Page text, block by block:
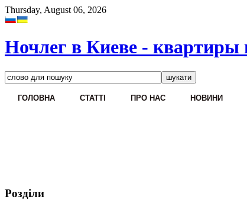
Thursday, August 06, 2026
Ночлег в Киеве - квартиры
ГОЛОВНА CТАТТІ ПРО НАС НОВИНИ
Розділи